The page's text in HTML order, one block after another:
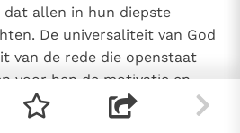
dat allen in hun diepste
De universaliteit van God
van de rede die openstaat
voor hen de motivatie en
tot verkondiging. Voor hen